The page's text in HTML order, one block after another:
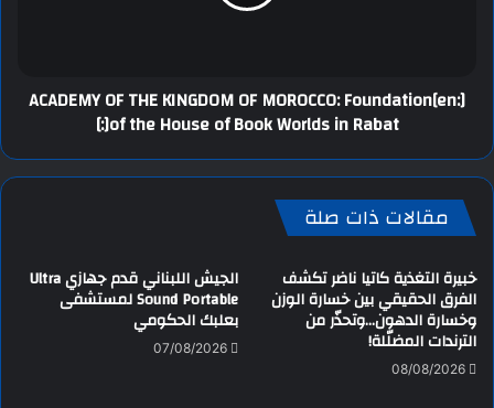
[:en]ACADEMY OF THE KINGDOM OF MOROCCO: Foundation
of the House of Book Worlds in Rabat[:]
مقالات ذات صلة
خبيرة التغذية كاتيا ناضر تكشف
الفرق الحقيقي بين خسارة الوزن
وخسارة الدهون…وتحذّر من
الترندات المضلّلة!
08/08/2026
الجيش اللبناني قدم جهازي Ultra
Sound Portable لمستشفى
بعلبك الحكومي
07/08/2026